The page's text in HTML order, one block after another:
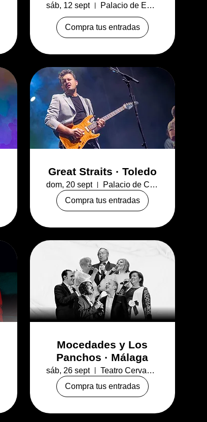
sáb, 12 sept Palacio de Exposiciones y Congresos de L
Compra tus entradas
Great Straits · Toledo
dom, 20 sept
Palacio de Congresos de Toledo El Greco
Compra tus entradas
Mocedades y Los
Panchos · Málaga
sáb, 26 sept
Teatro Cervantes (Málaga)
Compra tus entradas